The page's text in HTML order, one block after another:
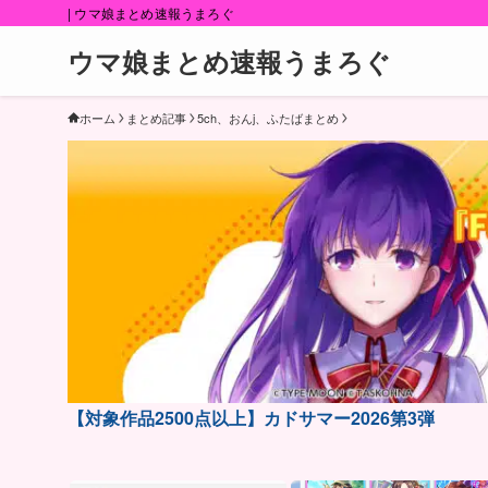
| ウマ娘まとめ速報うまろぐ
ウマ娘まとめ速報うまろぐ
ホーム まとめ記事 5ch、おんj、ふたばまとめ
【対象作品2500点以上】カドサマー2026第3弾